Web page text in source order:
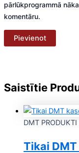
pārlūkprogrammā
komentāru.
Saistītie
DMT
Tikai